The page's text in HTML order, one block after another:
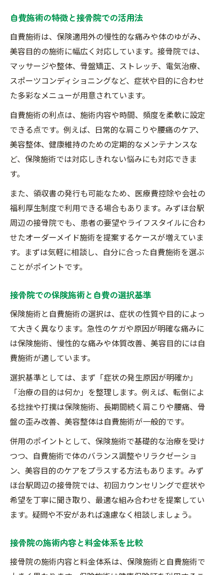
自費施術の特徴と接骨院での活用法
自費施術は、保険適用外の慢性的な痛みや体のゆがみ、
美容目的の施術に幅広く対応しています。接骨院では、
マッサージや整体、骨盤矯正、ストレッチ、電気治療、
スポーツコンディショニングなど、症状や目的に合わせ
た多彩なメニューが用意されています。
自費施術の利点は、施術内容や時間、頻度を柔軟に設定
できる点です。例えば、日常的な肩こりや腰痛のケア、
美容整体、健康維持のための定期的なメンテナンスな
ど、保険施術では対応しきれない悩みにも対応できま
す。
また、領収書の発行も可能なため、医療費控除や会社の
福利厚生制度で利用できる場合もあります。みずほ台駅
周辺の接骨院でも、患者の要望やライフスタイルに合わ
せたオーダーメイド施術を提案するケースが増えていま
す。まずは気軽に相談し、自分に合った自費施術を選ぶ
ことがポイントです。
接骨院での保険施術と自費の選択基準
保険施術と自費施術の選択は、症状の性質や目的によっ
て大きく異なります。急性のケガや原因が明確な痛みに
は保険施術、慢性的な痛みや体質改善、美容目的には自
費施術が適しています。
選択基準としては、まず「症状の発生原因が明確か」
「治療の目的は何か」を整理します。例えば、転倒によ
る捻挫や打撲は保険施術、長期間続く肩こりや腰痛、骨
盤の歪み改善、美容整体は自費施術が一般的です。
併用のポイントとして、保険施術で基礎的な治療を受け
つつ、自費施術で体のバランス調整やリラクゼーショ
ン、美容目的のケアをプラスする方法もあります。みず
ほ台駅周辺の接骨院では、初回カウンセリングで症状や
希望を丁寧に聞き取り、最適な組み合わせを提案してい
ます。疑問や不安があれば遠慮なく相談しましょう。
接骨院の施術内容と料金体系を比較
接骨院の施術内容と料金体系は、保険施術と自費施術で